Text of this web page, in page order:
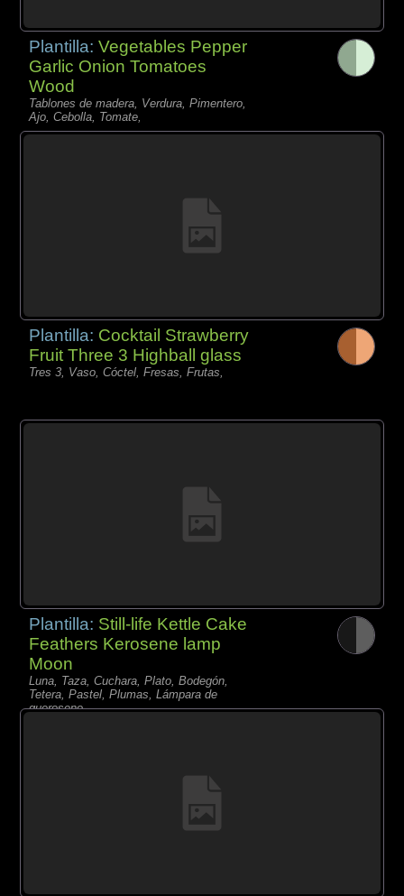
Plantilla:Vegetables Pepper
Garlic Onion Tomatoes
Wood
Tablones de madera, Verdura, Pimentero,
Ajo, Cebolla, Tomate,
Plantilla: Cocktail Strawberry
Fruit Three 3 Highball glass
Tres 3, Vaso, Cóctel, Fresas, Frutas,
Plantilla: Still-life Kettle Cake
Feathers Kerosene lamp
Moon
Luna, Taza, Cuchara, Plato, Bodegón,
Tetera, Pastel, Plumas, Lámpara de
queroseno,